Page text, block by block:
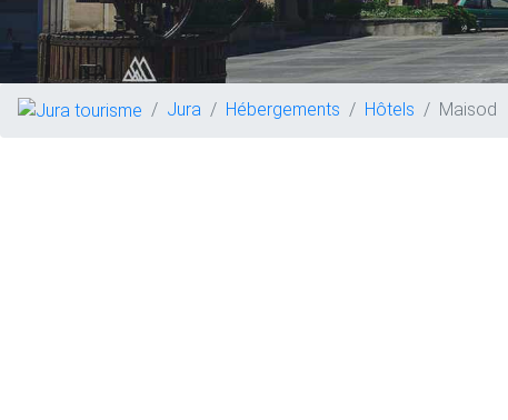
Jura Hébergements Hôtels Maisod